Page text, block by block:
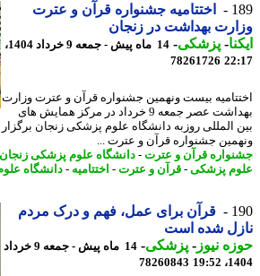
اختتامیه جشنواره قرآن و عترت
بهداشت در زنجان
-پزشکی-
14 ماه پیش - جمعه 9 خرداد 1404،
78261726
بیست ونهمین جشنواره قرآن و عترت وزارت
بهداشت عصر جمعه 9 خرداد در مرکز همایش های
المللی روزبه دانشگاه علوم پزشکی زنجان برگزار
جشنواره قرآن و عترت ...
قرآن و عترت- دانشگاه علوم پزشکی زنجان-
پزشکی-قرآن و عترت- اختتامیه-دانشگاه علوم
قرآن برای عمل، فهم و درک مردم
شده است
نیوز-پزشکی-
14 ماه پیش - جمعه 9 خرداد
78260843